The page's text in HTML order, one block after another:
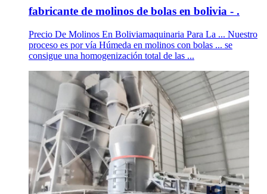
fabricante de molinos de bolas en bolivia - .
Precio De Molinos En Boliviamaquinaria Para La ... Nuestro
proceso es por vía Húmeda en molinos con bolas ... se
consigue una homogenización total de las ...